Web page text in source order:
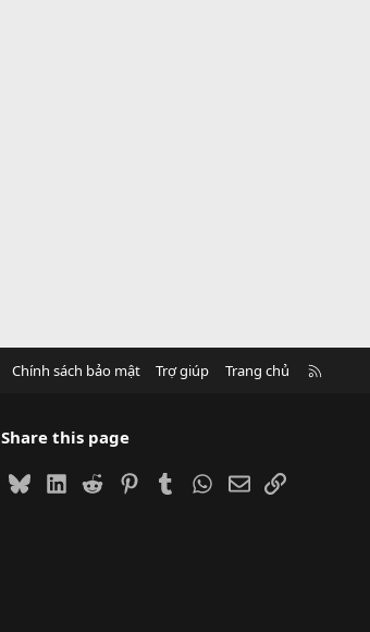
Chính sách bảo mật Trợ giúp Trang chủ
Share this page
BlueskyLinkedIn
Reddit PinterestTumblrWhatsApp
EmailLink